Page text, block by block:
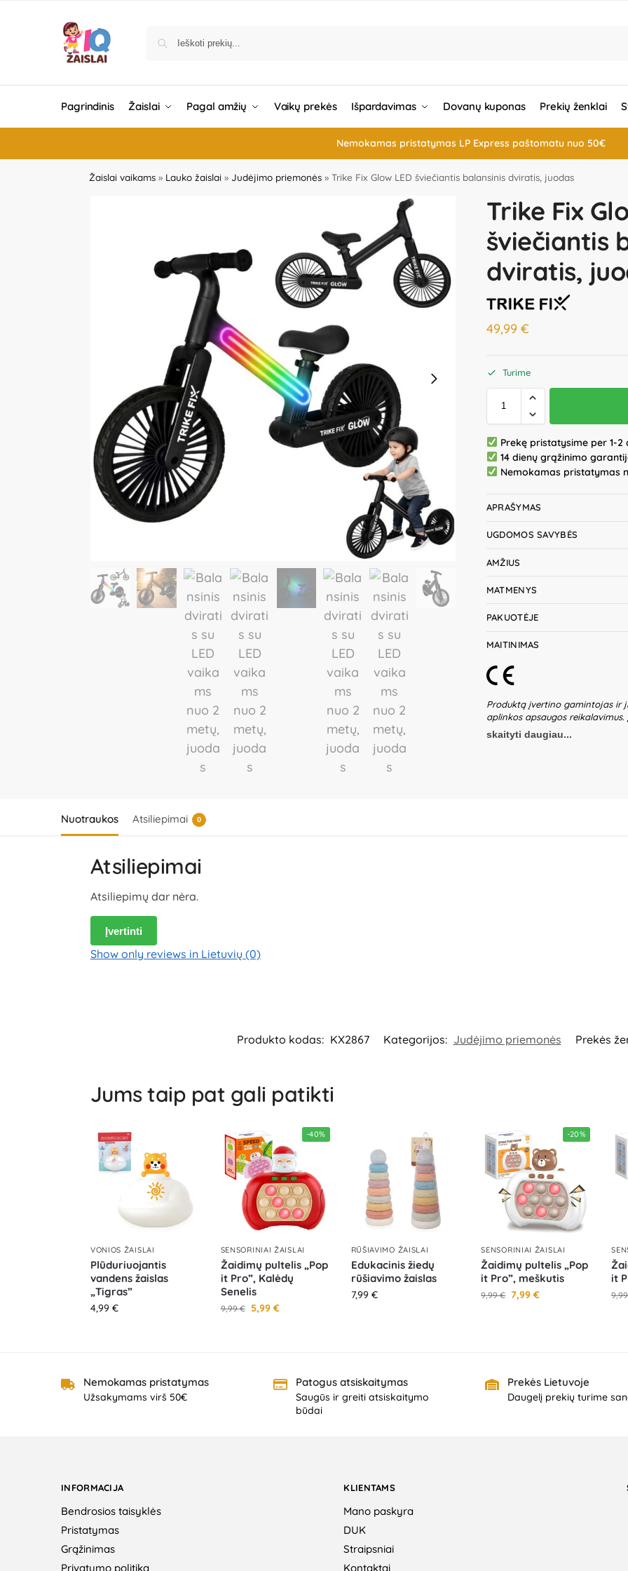
Pagrindinis Žaislai Pagal amžių Vaikų prekės Išpardavimas Dovanų kuponas Prekių ženklai
Nemokamas pristatymas LP Express paštomatu nuo 50€
Žaislai vaikams » Lauko žaislai »Judėjimo priemonės »Trike Fix Glow LED šviečiantis balansinis dviratis, juodas
Trike Fix
šviečiantis
dviratis,
49,99 €
Turime
Prekę pristatysime per 1-2
14 dienų grąžinimo
Nemokamas pristatymas
APRAŠYMAS
UGDOMOS SAVYBĖS
AMŽIUS
MATMENYS
PAKUOTĖJE
MAITINIMAS
Produktą įvertino gamintojas ir
aplinkos apsaugos reikalavimus.
leistinas svoris – 30 kg.
transporto priemonę būtina
skaityti daugiau...
Nuotraukos Atsiliepimai 0
Atsiliepimai
Atsiliepimų dar nėra.
Įvertinti
Show only reviews in Lietuvių (0)
Produkto kodas: KX2867 Kategorijos: Judėjimo priemonės Prekės
Jums taip pat gali patikti
VONIOS ŽAISLAI
Plūduriuojantis
vandens žaislas
„Tigras”
4,99 €
-40%
SENSORINIAI ŽAISLAI
Žaidimų pultelis „Pop
it Pro”, Kalėdų
Senelis
9,99€ 5,99 €
RŪŠIAVIMO ŽAISLAI
Edukacinis žiedų
rūšiavimo žaislas
7,99 €
-20%
SENSORINIAI ŽAISLAI
Žaidimų pultelis „Pop
it Pro”, meškutis
9,99€ 7,99€
it
Nemokamas pristatymas
Užsakymams virš 50€
Patogus atsiskaitymas
Saugūs ir greiti atsiskaitymo
būdai
Prekės Lietuvoje
Daugelį prekių turime
INFORMACIJA
Bendrosios taisyklės
Pristatymas
Grąžinimas
Privatumo politika
KLIENTAMS
Mano paskyra
DUK
Straipsniai
Kontaktai